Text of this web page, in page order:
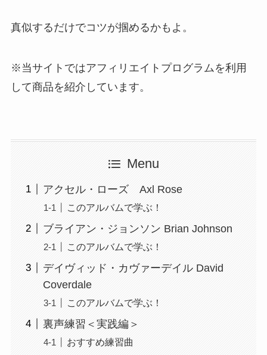
真似するだけでコツが掴めるかもよ。
※当サイトではアフィリエイトプログラムを利用
して商品を紹介しています。
Menu
アクセル・ローズ Axl Rose
このアルバムで学ぶ！
ブライアン・ジョンソン Brian Johnson
このアルバムで学ぶ！
デイヴィッド・カヴァーデイル David
Coverdale
このアルバムで学ぶ！
裏声練習＜実践編＞
おすすめ練習曲